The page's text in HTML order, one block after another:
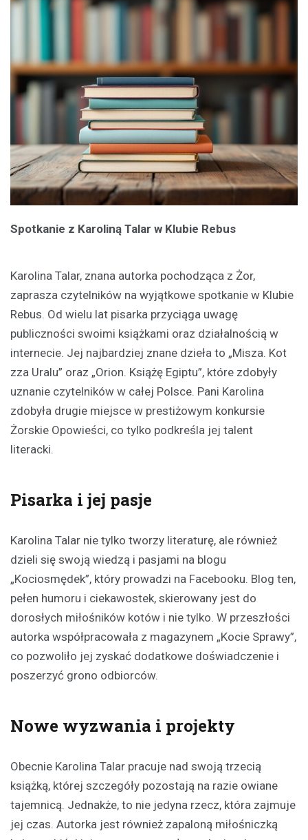
Spotkanie z Karoliną Talar w Klubie Rebus
Karolina Talar, znana autorka pochodząca z Żor,
zaprasza czytelników na wyjątkowe spotkanie w Klubie
Rebus. Od wielu lat pisarka przyciąga uwagę
publiczności swoimi książkami oraz działalnością w
internecie. Jej najbardziej znane dzieła to „Misza. Kot
zza Uralu” oraz „Orion. Książę Egiptu”, które zdobyły
uznanie czytelników w całej Polsce. Pani Karolina
zdobyła drugie miejsce w prestiżowym konkursie
Żorskie Opowieści, co tylko podkreśla jej talent
literacki.
Pisarka i jej pasje
Karolina Talar nie tylko tworzy literaturę, ale również
dzieli się swoją wiedzą i pasjami na blogu
„Kociosmędek”, który prowadzi na Facebooku. Blog ten,
pełen humoru i ciekawostek, skierowany jest do
dorosłych miłośników kotów i nie tylko. W przeszłości
autorka współpracowała z magazynem „Kocie Sprawy”,
co pozwoliło jej zyskać dodatkowe doświadczenie i
poszerzyć grono odbiorców.
Nowe wyzwania i projekty
Obecnie Karolina Talar pracuje nad swoją trzecią
książką, której szczegóły pozostają na razie owiane
tajemnicą. Jednakże, to nie jedyna rzecz, która zajmuje
jej czas. Autorka jest również zapaloną miłośniczką